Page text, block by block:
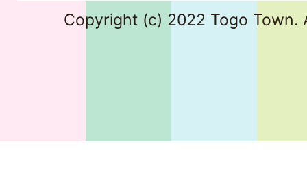
Copyright (c) 2022 Togo Town.